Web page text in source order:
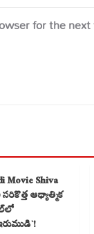
for the
Movie Shiva
ఆధ్యాత్మిక